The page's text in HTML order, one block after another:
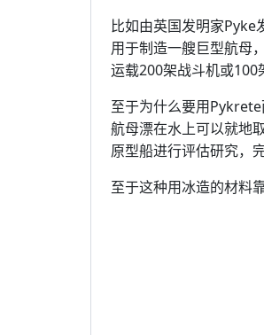
比如由英国发明家
用于制造一艘巨型航母
运载200架战斗机或100
至于为什么要用
航母漂在水上可以就地
原型船进行评估研究，
至于这种用冰造的材料